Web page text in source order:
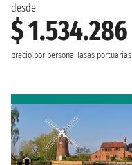
desde
$ 1.534.286
precio por persona Tasas portuarias